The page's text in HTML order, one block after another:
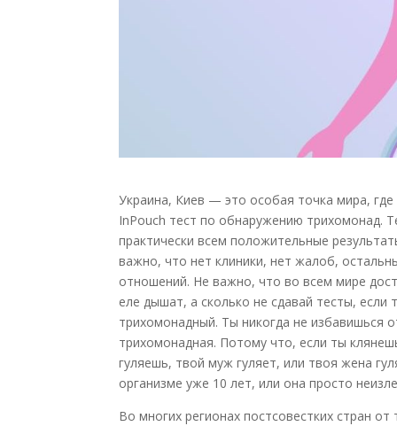
Украина, Киев — это особая точка мира,
InPouch тест по обнаружению трихомонад.
практически всем положительные
важно, что нет клиники, нет жалоб,
отношений. Не важно, что во всем мире
еле дышат, а сколько не сдавай тесты,
трихомонадный. Ты никогда не избавишься
трихомонадная. Потому что, если ты
гуляешь, твой муж гуляет, или твоя жена
организме уже 10 лет, или она просто
Во многих регионах постсовестких стран